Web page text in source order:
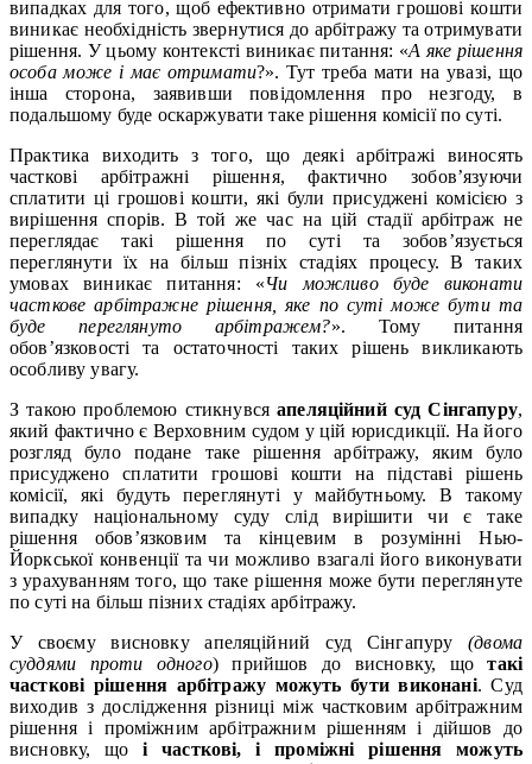
випадках для того, щоб ефективно отримати грошові кошти
виникає необхідність звернутися до арбітражу та отримувати
рішення. У цьому контексті виникає питання: «А яке рішення
особа може і має отримати?». Тут треба мати на увазі, що
інша сторона, заявивши повідомлення про незгоду, в
подальшому буде оскаржувати таке рішення комісії по суті.
Практика виходить з того, що деякі арбітражі виносять
часткові арбітражні рішення, фактично зобов’язуючи
сплатити ці грошові кошти, які були присуджені комісією з
вирішення спорів. В той же час на цій стадії арбітраж не
переглядає такі рішення по суті та зобов’язується
переглянути їх на більш пізніх стадіях процесу. В таких
умовах виникає питання: «Чи можливо буде виконати
часткове арбітражне рішення, яке по суті може бути та
буде переглянуто арбітражем?». Тому питання
обов’язковості та остаточності таких рішень викликають
особливу увагу.
З такою проблемою стикнувсяапеляційний суд Сінгапуру,
який фактично є Верховним судом у цій юрисдикції. На його
розгляд було подане таке рішення арбітражу, яким було
присуджено сплатити грошові кошти на підставі рішень
комісії, які будуть переглянуті у майбутньому. В такому
випадку національному суду слід вирішити чи є таке
рішення обов’язковим та кінцевим в розумінні Нью-
Йоркської конвенції та чи можливо взагалі його виконувати
з урахуванням того, що таке рішення може бути переглянуте
по суті на більш пізних стадіях арбітражу.
У своєму висновку апеляційний суд Сінгапуру(двома
суддями проти одного) прийшов до висновку, щотакі
часткові рішення арбітражу можуть бути виконані. Суд
виходив з дослідження різниці між частковим арбітражним
рішення і проміжним арбітражним рішенням і дійшов до
висновку, що і часткові, і проміжні рішення можуть